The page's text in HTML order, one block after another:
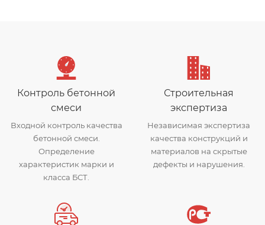
Контроль бетонной
смеси
Входной контроль качества
бетонной смеси.
Определение
характеристик марки и
класса БСТ.
Строительная
экспертиза
Независимая экспертиза
качества конструкций и
материалов на скрытые
дефекты и нарушения.